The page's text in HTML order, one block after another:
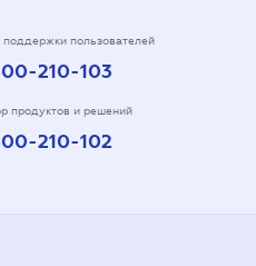
поддержки пользователей
210-103
продуктов и решений
210-102